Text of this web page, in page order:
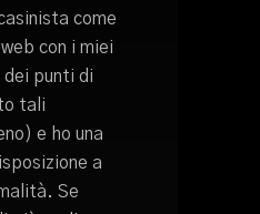
come
con i miei
dei punti di
tali
e ho una
a
Se